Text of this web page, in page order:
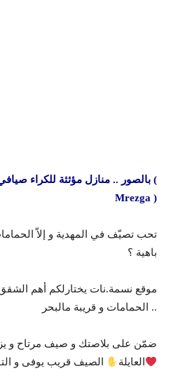
بالصور .. منازل مؤثثة للكراء
Mrezga )
تحب تصيّف في المهدية و إلاّ
باهية ؟
موقع نسمة.نات يختارلكم أهم الشقق
الحمامات و قريبة مالبحر ..
ضمّن على بلاصتك و صيف مرتاح و
العايلة
الصيف قريب يوفى و